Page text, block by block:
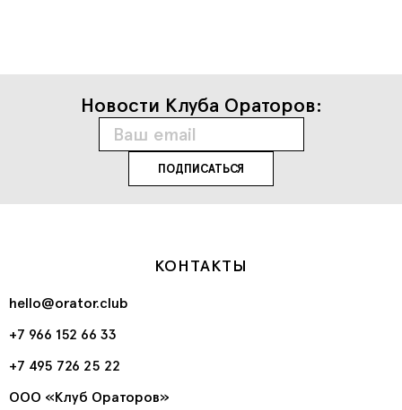
Новости Клуба Ораторов:
КОНТАКТЫ
hello@orator.club
+7 966 152 66 33
+7 495 726 25 22
ООО «Клуб Ораторов»